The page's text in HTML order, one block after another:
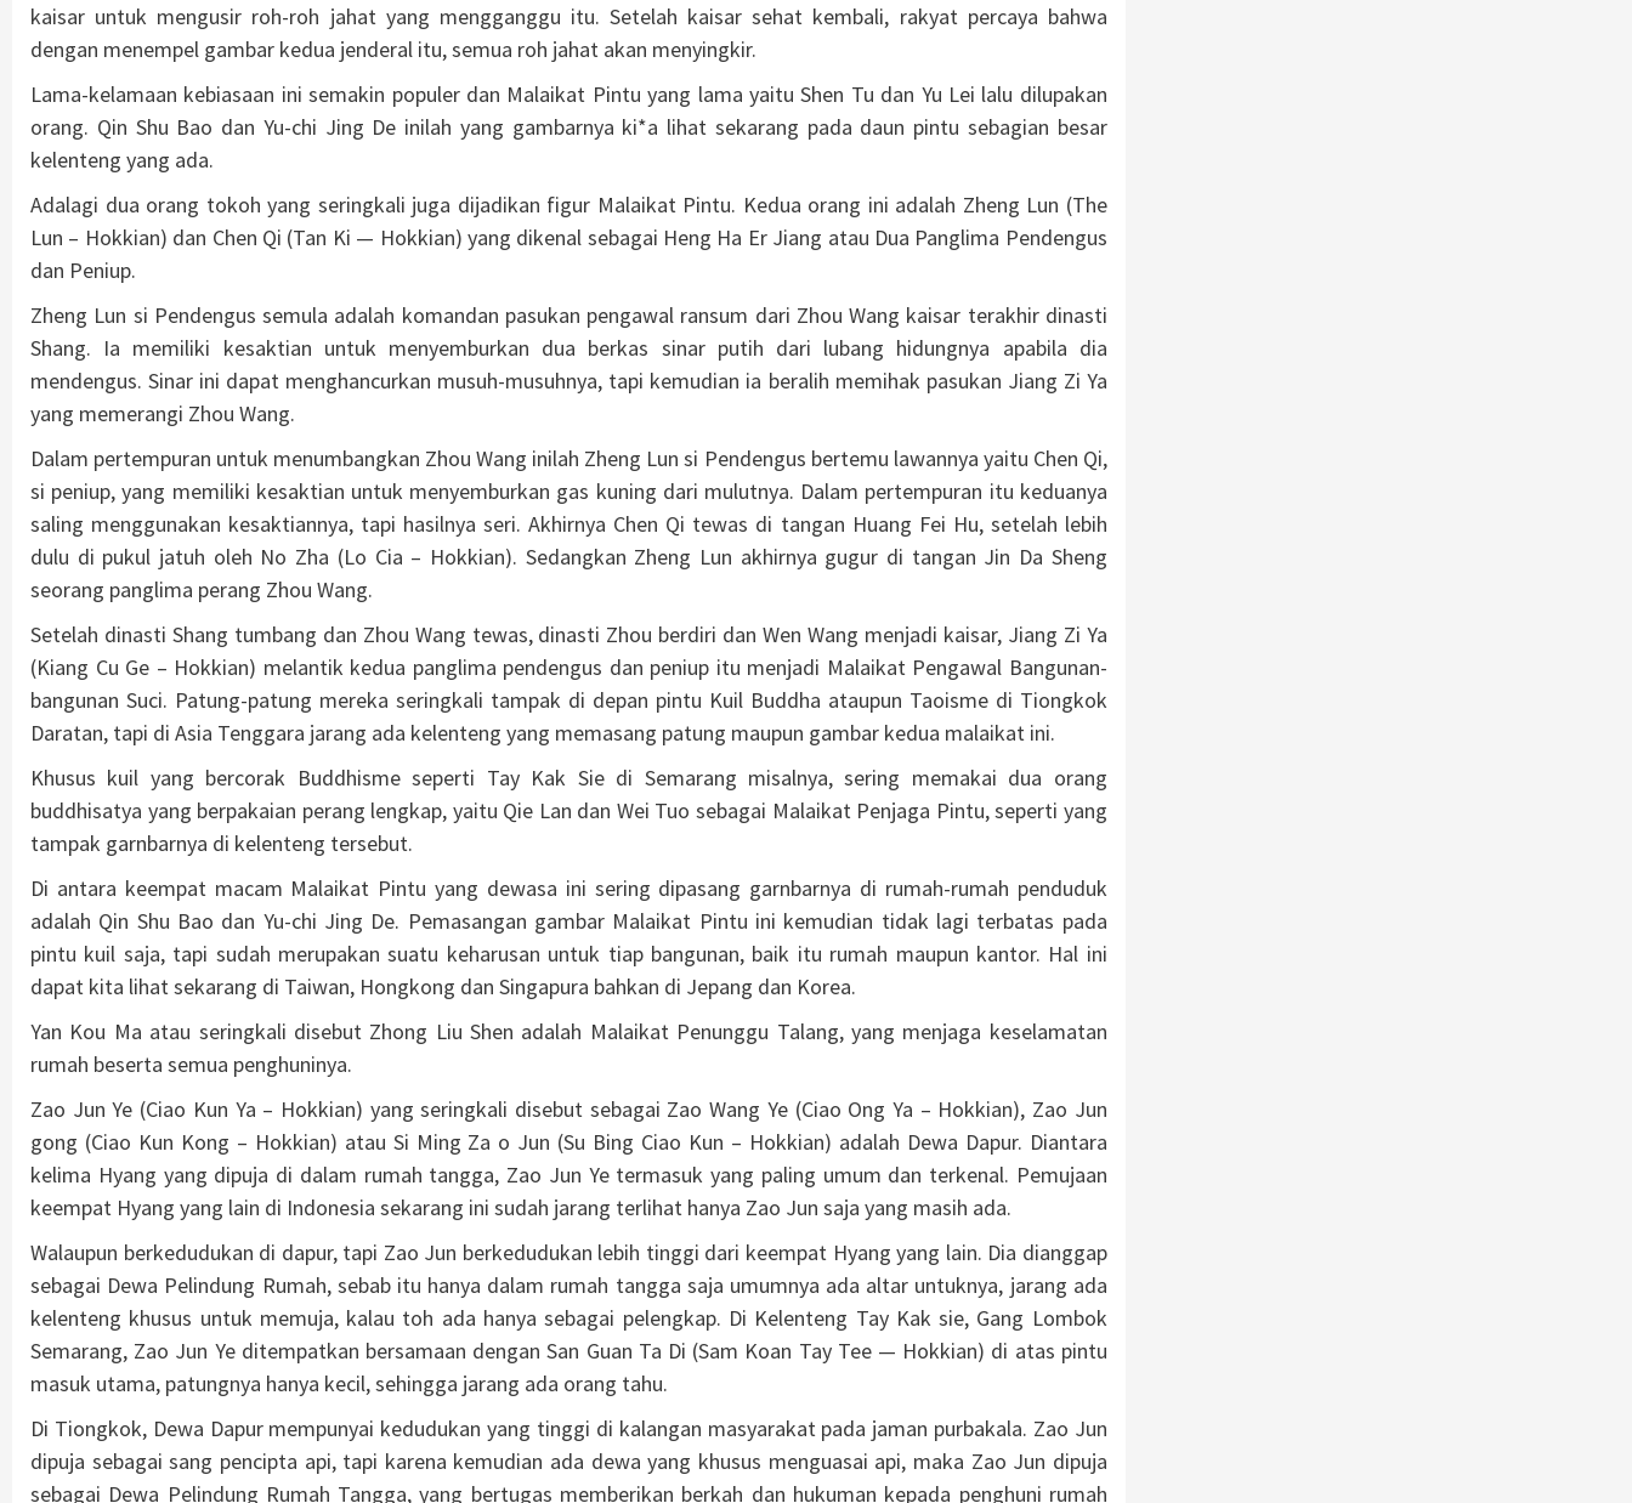
kaisar untuk mengusir roh-roh jahat yang mengganggu itu. Setelah kaisar sehat kembali, rakyat percaya bahwa
dengan menempel gambar kedua jenderal itu, semua roh jahat akan menyingkir.
Lama-kelamaan kebiasaan ini semakin populer dan Malaikat Pintu yang lama yaitu Shen Tu dan Yu Lei lalu dilupakan
orang. Qin Shu Bao dan Yu-chi Jing De inilah yang gambarnya ki*a lihat sekarang pada daun pintu sebagian besar
kelenteng yang ada.
Adalagi dua orang tokoh yang seringkali juga dijadikan figur Malaikat Pintu. Kedua orang ini adalah Zheng Lun (The
Lun – Hokkian) dan Chen Qi (Tan Ki — Hokkian) yang dikenal sebagai Heng Ha Er Jiang atau Dua Panglima Pendengus
dan Peniup.
Zheng Lun si Pendengus semula adalah komandan pasukan pengawal ransum dari Zhou Wang kaisar terakhir dinasti
Shang. Ia memiliki kesaktian untuk menyemburkan dua berkas sinar putih dari lubang hidungnya apabila dia
mendengus. Sinar ini dapat menghancurkan musuh-musuhnya, tapi kemudian ia beralih memihak pasukan Jiang Zi Ya
yang memerangi Zhou Wang.
Dalam pertempuran untuk menumbangkan Zhou Wang inilah Zheng Lun si Pendengus bertemu lawannya yaitu Chen Qi,
si peniup, yang memiliki kesaktian untuk menyemburkan gas kuning dari mulutnya. Dalam pertempuran itu keduanya
saling menggunakan kesaktiannya, tapi hasilnya seri. Akhirnya Chen Qi tewas di tangan Huang Fei Hu, setelah lebih
dulu di pukul jatuh oleh No Zha (Lo Cia – Hokkian). Sedangkan Zheng Lun akhirnya gugur di tangan Jin Da Sheng
seorang panglima perang Zhou Wang.
Setelah dinasti Shang tumbang dan Zhou Wang tewas, dinasti Zhou berdiri dan Wen Wang menjadi kaisar, Jiang Zi Ya
(Kiang Cu Ge – Hokkian) melantik kedua panglima pendengus dan peniup itu menjadi Malaikat Pengawal Bangunan-
bangunan Suci. Patung-patung mereka seringkali tampak di depan pintu Kuil Buddha ataupun Taoisme di Tiongkok
Daratan, tapi di Asia Tenggara jarang ada kelenteng yang memasang patung maupun gambar kedua malaikat ini.
Khusus kuil yang bercorak Buddhisme seperti Tay Kak Sie di Semarang misalnya, sering memakai dua orang
buddhisatya yang berpakaian perang lengkap, yaitu Qie Lan dan Wei Tuo sebagai Malaikat Penjaga Pintu, seperti yang
tampak garnbarnya di kelenteng tersebut.
Di antara keempat macam Malaikat Pintu yang dewasa ini sering dipasang garnbarnya di rumah-rumah penduduk
adalah Qin Shu Bao dan Yu-chi Jing De. Pemasangan gambar Malaikat Pintu ini kemudian tidak lagi terbatas pada
pintu kuil saja, tapi sudah merupakan suatu keharusan untuk tiap bangunan, baik itu rumah maupun kantor. Hal ini
dapat kita lihat sekarang di Taiwan, Hongkong dan Singapura bahkan di Jepang dan Korea.
Yan Kou Ma atau seringkali disebut Zhong Liu Shen adalah Malaikat Penunggu Talang, yang menjaga keselamatan
rumah beserta semua penghuninya.
Zao Jun Ye (Ciao Kun Ya – Hokkian) yang seringkali disebut sebagai Zao Wang Ye (Ciao Ong Ya – Hokkian), Zao Jun
gong (Ciao Kun Kong – Hokkian) atau Si Ming Za o Jun (Su Bing Ciao Kun – Hokkian) adalah Dewa Dapur. Diantara
kelima Hyang yang dipuja di dalam rumah tangga, Zao Jun Ye termasuk yang paling umum dan terkenal. Pemujaan
keempat Hyang yang lain di Indonesia sekarang ini sudah jarang terlihat hanya Zao Jun saja yang masih ada.
Walaupun berkedudukan di dapur, tapi Zao Jun berkedudukan lebih tinggi dari keempat Hyang yang lain. Dia dianggap
sebagai Dewa Pelindung Rumah, sebab itu hanya dalam rumah tangga saja umumnya ada altar untuknya, jarang ada
kelenteng khusus untuk memuja, kalau toh ada hanya sebagai pelengkap. Di Kelenteng Tay Kak sie, Gang Lombok
Semarang, Zao Jun Ye ditempatkan bersamaan dengan San Guan Ta Di (Sam Koan Tay Tee — Hokkian) di atas pintu
masuk utama, patungnya hanya kecil, sehingga jarang ada orang tahu.
Di Tiongkok, Dewa Dapur mempunyai kedudukan yang tinggi di kalangan masyarakat pada jaman purbakala. Zao Jun
dipuja sebagai sang pencipta api, tapi karena kemudian ada dewa yang khusus menguasai api, maka Zao Jun dipuja
sebagai Dewa Pelindung Rumah Tangga, yang bertugas memberikan berkah dan hukuman kepada penghuni rumah